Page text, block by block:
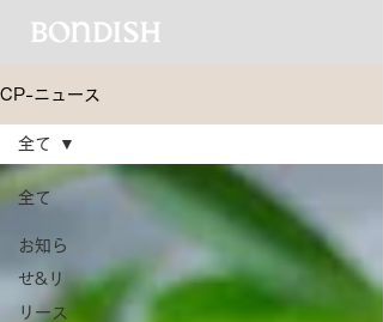
CP-ニュース
全て
お知ら
せ&リ
リース
全て